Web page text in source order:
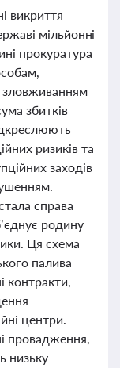
викриття
мільйонні
прокуратура
зловживанням
збитків
ризиків та
заходів
справа
родину
Ця схема
палива
контракти,
центри.
провадження,
низьку